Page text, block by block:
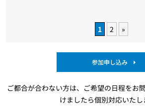
1 2 »
参加申し込み
ご都合が合わない方は、ご希望の日程をお
けましたら個別対応いたし